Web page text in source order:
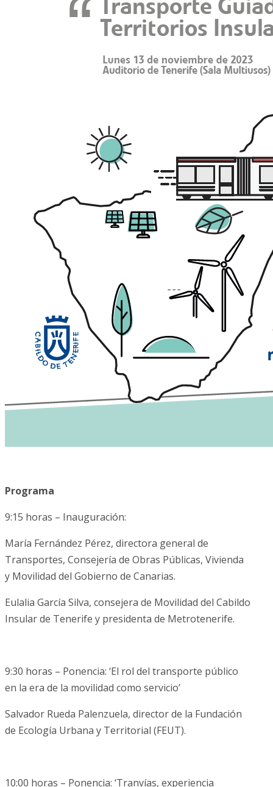
Programa
9:15 horas – Inauguración:
María Fernández Pérez, directora general de
Transportes, Consejería de Obras Públicas, Vivienda
y Movilidad del Gobierno de Canarias.
Eulalia García Silva, consejera de Movilidad del Cabildo
Insular de Tenerife y presidenta de Metrotenerife.
9:30 horas – Ponencia: ‘El rol del transporte público
en la era de la movilidad como servicio’
Salvador Rueda Palenzuela, director de la Fundación
de Ecología Urbana y Territorial (FEUT).
10:00 horas – Ponencia: ‘Tranvías, experiencia